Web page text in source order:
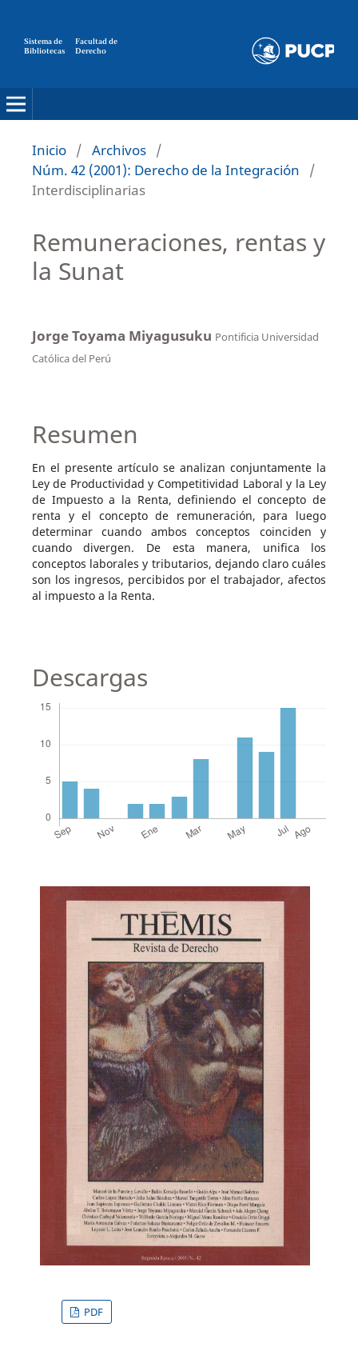
Sistema de
Bibliotecas
Facultad de
Derecho
Inicio / Archivos /
Núm. 42 (2001): Derecho de la Integración
/
Interdisciplinarias
Remuneraciones, rentas y
la Sunat
Jorge Toyama Miyagusuku Pontificia Universidad
Católica del Perú
Resumen
En el presente artículo se analizan conjuntamente la
Ley de Productividad y Competitividad Laboral y la Ley
de Impuesto a la Renta, definiendo el concepto de
renta y el concepto de remuneración, para luego
determinar cuando ambos conceptos coinciden y
cuando divergen. De esta manera, unifica los
conceptos laborales y tributarios, dejando claro cuáles
son los ingresos, percibidos por el trabajador, afectos
al impuesto a la Renta.
Descargas
PDF